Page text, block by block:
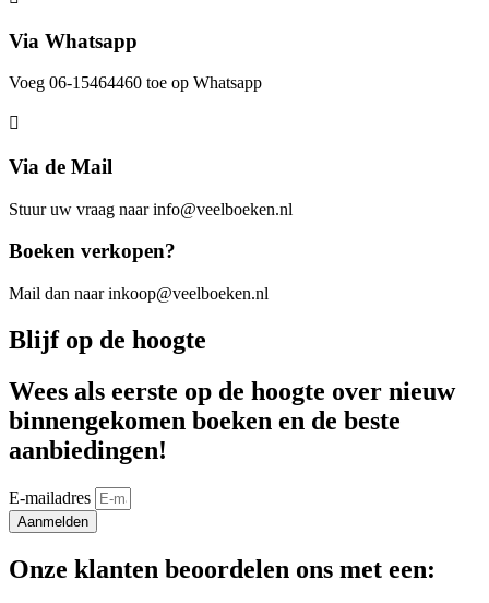
Via Whatsapp
Voeg 06-15464460 toe op Whatsapp
Via de Mail
Stuur uw vraag naar info@veelboeken.nl
Boeken verkopen?
Mail dan naar inkoop@veelboeken.nl
Blijf op de hoogte
Wees als eerste op de hoogte over nieuw
binnengekomen boeken en de beste
aanbiedingen!
E-mailadres
Aanmelden
Onze klanten beoordelen ons met een: